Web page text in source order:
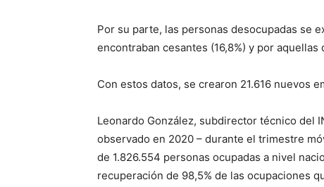
Por su parte, las personas desocupadas se
encontraban cesantes (16,8%) y por
Con estos datos, se crearon 21.616 nuevos
Leonardo González, subdirector técnico del
observado en 2020 – durante el trimestre
de 1.826.554 personas ocupadas a nivel
recuperación de 98,5% de las ocupaciones